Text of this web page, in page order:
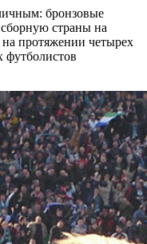
бронзовые
страны на
протяжении четырех